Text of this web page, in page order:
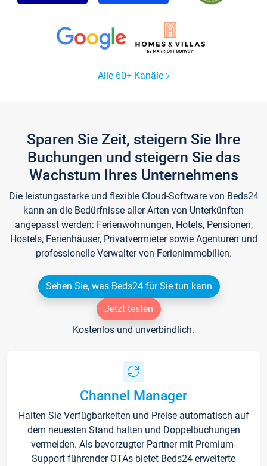
Alle 60+ Kanäle
Sparen Sie Zeit, steigern Sie Ihre
Buchungen und steigern Sie das
Wachstum Ihres Unternehmens
Die leistungsstarke und flexible Cloud-Software von Beds24
kann an die Bedürfnisse aller Arten von Unterkünften
angepasst werden: Ferienwohnungen, Hotels, Pensionen,
Hostels, Ferienhäuser, Privatvermieter sowie Agenturen und
professionelle Verwalter von Ferienimmobilien.
Sehen Sie, was Beds24 für Sie tun kann
Jetzt testen
Kostenlos und unverbindlich.
Channel Manager
Halten Sie Verfügbarkeiten und Preise automatisch auf
dem neuesten Stand halten und Doppelbuchungen
vermeiden. Als bevorzugter Partner mit Premium-
Support führender OTAs bietet Beds24 erweiterte